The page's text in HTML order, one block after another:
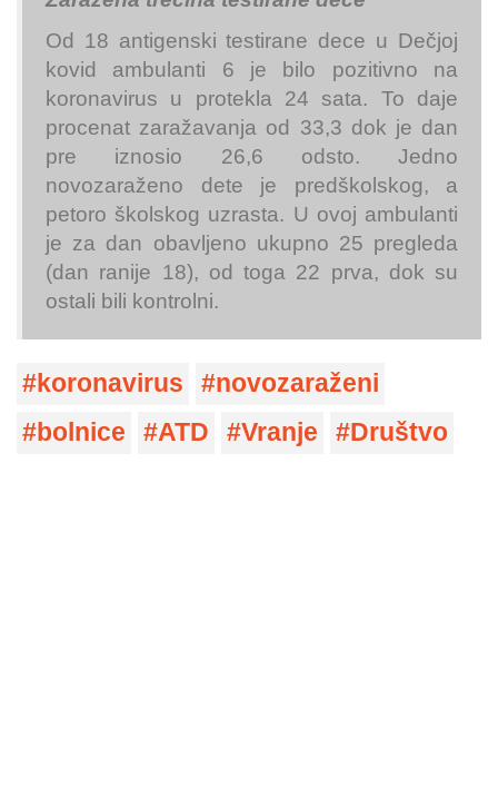
Od 18 antigenski testirane dece u Dečjoj
kovid ambulanti 6 je bilo pozitivno na
koronavirus u protekla 24 sata. To daje
procenat zaražavanja od 33,3 dok je dan
pre iznosio 26,6 odsto. Jedno
novozaraženo dete je predškolskog, a
petoro školskog uzrasta. U ovoj ambulanti
je za dan obavljeno ukupno 25 pregleda
(dan ranije 18), od toga 22 prva, dok su
ostali bili kontrolni.
koronavirus
novozaraženi
bolnice
ATD Vranje Društvo